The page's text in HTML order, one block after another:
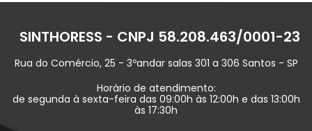
SINTHORESS - CNPJ 58.208.463/0001-23
Rua do Comércio, 25 - 3ºandar salas 301 a 306 Santos - SP
Horário de atendimento:
de segunda à sexta-feira das 09:00h às 12:00h e das 13:00h
às 17:30h